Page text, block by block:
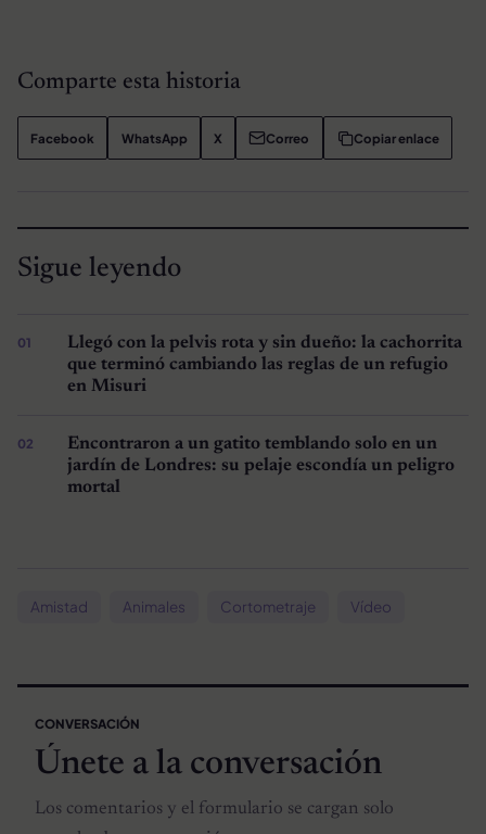
Comparte esta historia
Facebook WhatsApp X Correo Copiar enlace
Sigue leyendo
Llegó con la pelvis rota y sin dueño: la cachorrita
que terminó cambiando las reglas de un refugio
en Misuri
Encontraron a un gatito temblando solo en un
jardín de Londres: su pelaje escondía un peligro
mortal
Amistad Animales Cortometraje Vídeo
CONVERSACIÓN
Únete a la conversación
Los comentarios y el formulario se cargan solo